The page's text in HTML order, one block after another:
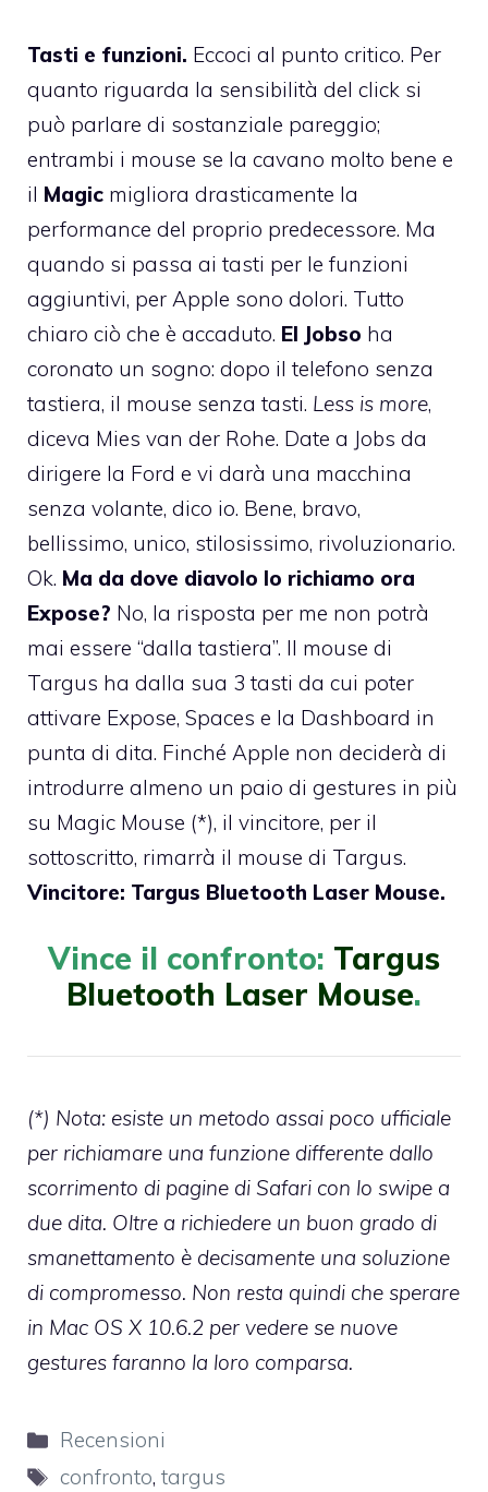
Tasti e funzioni. Eccoci al punto critico. Per
quanto riguarda la sensibilità del click si
può parlare di sostanziale pareggio;
entrambi i mouse se la cavano molto bene e
il Magic migliora drasticamente la
performance del proprio predecessore. Ma
quando si passa ai tasti per le funzioni
aggiuntivi, per Apple sono dolori. Tutto
chiaro ciò che è accaduto. El Jobso ha
coronato un sogno: dopo il telefono senza
tastiera, il mouse senza tasti. Less is more,
diceva Mies van der Rohe. Date a Jobs da
dirigere la Ford e vi darà una macchina
senza volante, dico io. Bene, bravo,
bellissimo, unico, stilosissimo, rivoluzionario.
Ok. Ma da dove diavolo lo richiamo ora
Expose? No, la risposta per me non potrà
mai essere “dalla tastiera”. Il mouse di
Targus ha dalla sua 3 tasti da cui poter
attivare Expose, Spaces e la Dashboard in
punta di dita. Finché Apple non deciderà di
introdurre almeno un paio di gestures in più
su Magic Mouse (*), il vincitore, per il
sottoscritto, rimarrà il mouse di Targus.
Vincitore: Targus Bluetooth Laser Mouse.
Vince il confronto: Targus
Bluetooth Laser Mouse.
(*) Nota: esiste un metodo assai poco ufficiale
per richiamare una funzione differente dallo
scorrimento di pagine di Safari con lo swipe a
due dita. Oltre a richiedere un buon grado di
smanettamento è decisamente una soluzione
di compromesso. Non resta quindi che sperare
in Mac OS X 10.6.2 per vedere se nuove
gestures faranno la loro comparsa.
Categorie
Recensioni
Tag
confronto,targus